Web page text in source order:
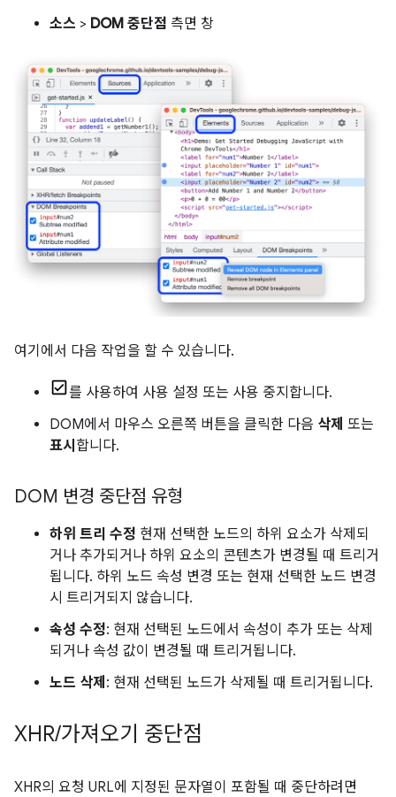
소스 > DOM 중단점 측면 창
여기에서 다음 작업을 할 수 있습니다.
를 사용하여 사용 설정 또는 사용 중지합니다.
DOM에서 마우스 오른쪽 버튼을 클릭한 다음 삭제 또는
표시 합니다.
DOM 변경 중단점 유형
하위 트리 수정 현재 선택한 노드의 하위 요소가 삭제되
거나 추가되거나 하위 요소의 콘텐츠가 변경될 때 트리거
됩니다. 하위 노드 속성 변경 또는 현재 선택한 노드 변경
시 트리거되지 않습니다.
속성 수정: 현재 선택된 노드에서 속성이 추가 또는 삭제
되거나 속성 값이 변경될 때 트리거됩니다.
노드 삭제 : 현재 선택된 노드가 삭제될 때 트리거됩니다.
XHR/가져오기 중단점
XHR의 요청 URL에 지정된 문자열이 포함될 때 중단하려면